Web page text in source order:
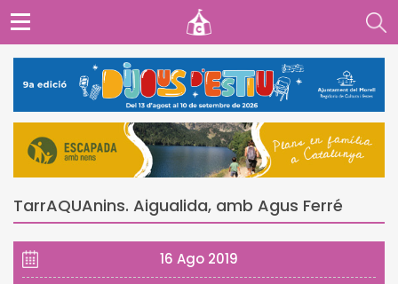
TarrAQUAnins. Aigualida, amb Agus Ferré
16 Ago 2019